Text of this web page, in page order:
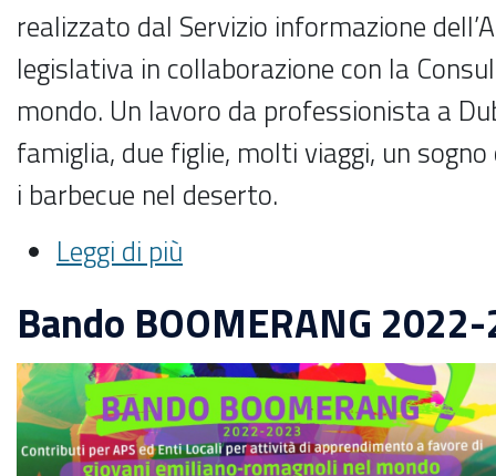
realizzato dal Servizio informazione
legislativa in collaborazione con la
mondo. Un lavoro da professionista a
famiglia, due figlie, molti viaggi, un
i barbecue nel deserto.
Leggi di più
Bando BOOMERANG